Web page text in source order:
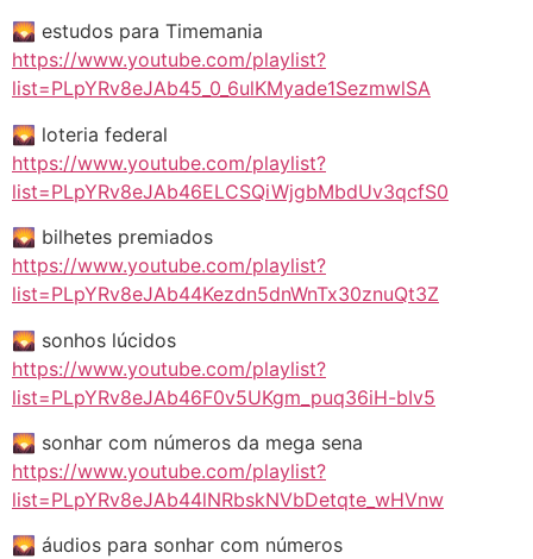
🌄 estudos para Timemania
https://www.youtube.com/playlist?
list=PLpYRv8eJAb45_0_6ulKMyade1SezmwlSA
🌄 loteria federal
https://www.youtube.com/playlist?
list=PLpYRv8eJAb46ELCSQiWjgbMbdUv3qcfS0
🌄 bilhetes premiados
https://www.youtube.com/playlist?
list=PLpYRv8eJAb44Kezdn5dnWnTx30znuQt3Z
🌄 sonhos lúcidos
https://www.youtube.com/playlist?
list=PLpYRv8eJAb46F0v5UKgm_puq36iH-bIv5
🌄 sonhar com números da mega sena
https://www.youtube.com/playlist?
list=PLpYRv8eJAb44lNRbskNVbDetqte_wHVnw
🌄 áudios para sonhar com números